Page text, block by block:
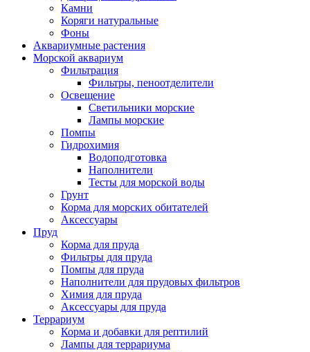
Камни
Коряги натуральные
Фоны
Аквариумные растения
Морской аквариум
Фильтрация
Фильтры, пеноотделители
Освещение
Светильники морские
Лампы морские
Помпы
Гидрохимия
Водоподготовка
Наполнители
Тесты для морской воды
Грунт
Корма для морских обитателей
Аксессуары
Пруд
Корма для пруда
Фильтры для пруда
Помпы для пруда
Наполнители для прудовых фильтров
Химия для пруда
Аксессуары для пруда
Террариум
Корма и добавки для рептилий
Лампы для террариума